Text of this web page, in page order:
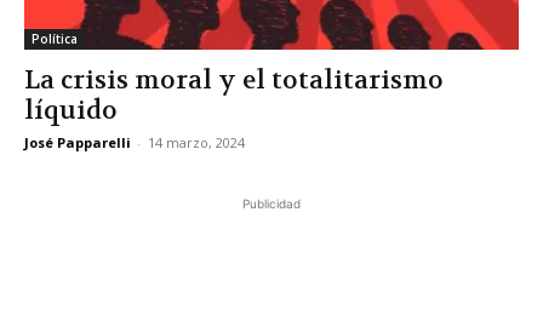
Política
La crisis moral y el totalitarismo
líquido
José Papparelli - 14 marzo, 2024
Publicidad